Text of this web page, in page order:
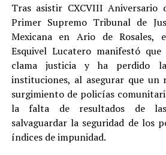
Tras asistir CXCVIII Aniversario
Primer Supremo Tribunal de
Mexicana en Ario de Rosales,
Esquivel Lucatero manifestó
clama justicia y ha perdido
instituciones, al asegurar que un
surgimiento de policías
la falta de resultados de las
salvaguardar la seguridad de los
índices de impunidad.